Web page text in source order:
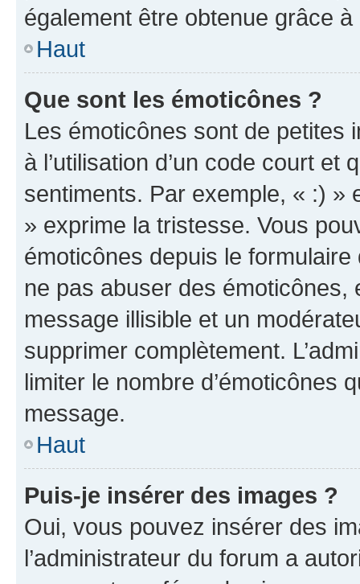
également être obtenue grâce à
Haut
Que sont les émoticônes ?
Les émoticônes sont de petites
à l’utilisation d’un code court et
sentiments. Par exemple, « :) »
» exprime la tristesse. Vous
émoticônes depuis le
ne pas abuser des
message illisible et un
supprimer complètement.
limiter le nombre d’émoticônes
message.
Haut
Puis-je insérer des images ?
Oui, vous pouvez insérer des
l’administrateur du forum a